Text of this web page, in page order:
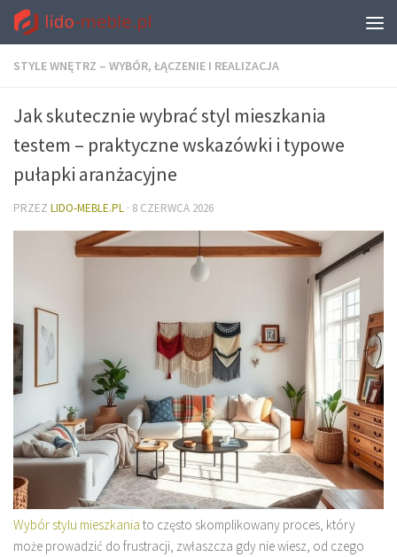
STYLE WNĘTRZ – WYBÓR, ŁĄCZENIE I REALIZACJA
Jak skutecznie wybrać styl mieszkania
testem – praktyczne wskazówki i typowe
pułapki aranżacyjne
PRZEZ LIDO-MEBLE.PL · 8 CZERWCA 2026
Wybór stylu mieszkania to często skomplikowany proces, który
może prowadzić do frustracji, zwłaszcza gdy nie wiesz, od czego